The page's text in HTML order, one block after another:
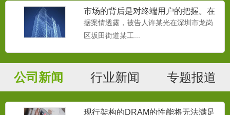
市场的背后是对终端用户的把握。在
移动互联网时代，
据案情透露，被告人许某光在深圳市龙岗
区坂田街道某工...
公司新闻 行业新闻 专题报道
现行架构的DRAM的性能将无法满足